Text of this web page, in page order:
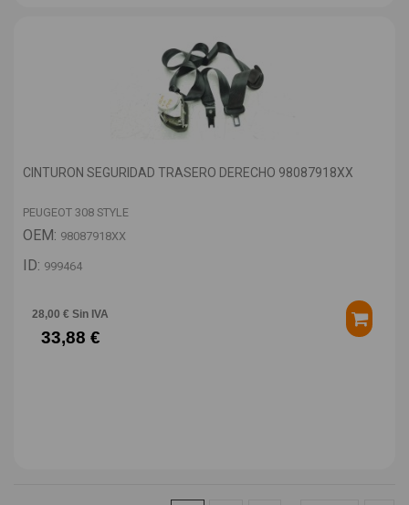
CINTURON SEGURIDAD TRASERO DERECHO 98087918XX
PEUGEOT 308 STYLE
OEM: 98087918XX
ID: 999464
28,00 € Sin IVA
33,88 €